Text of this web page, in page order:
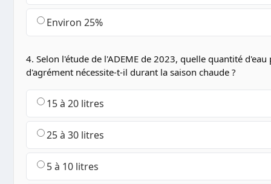
Environ 25%
4. Selon l'étude de l'ADEME de 2023, quelle quantité
d'agrément nécessite-t-il durant la saison chaude ?
15 à 20 litres
25 à 30 litres
5 à 10 litres